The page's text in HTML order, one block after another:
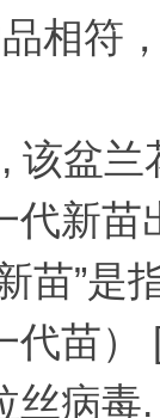
相符
该盆
代新
苗”是
代苗
丝病